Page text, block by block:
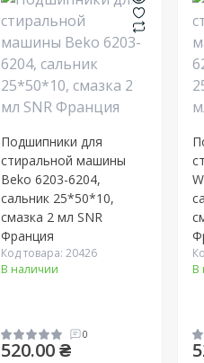
Подшипники для
стиральной машины
Beko 6203-6204,
сальник 25*50*10,
смазка 2 мл SNR
Франция
Код товара: 20426
В наличии
0
520.00 ₴
В